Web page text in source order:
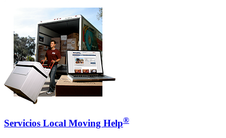
Servicios Local Moving Help®